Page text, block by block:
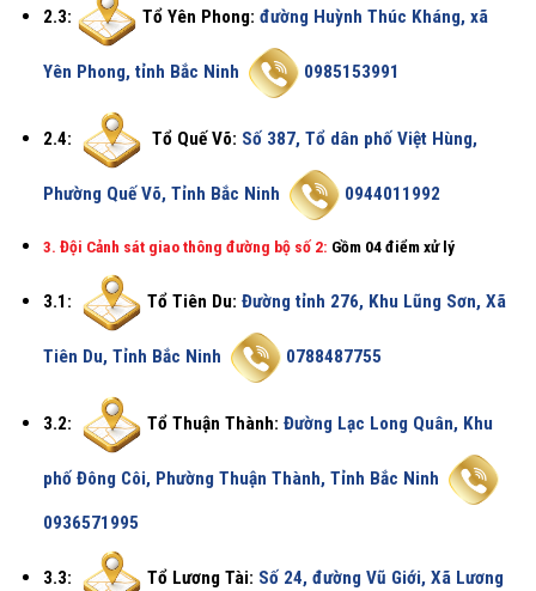
2.3: Tổ Yên Phong: đường Huỳnh Thúc Kháng, xã
Yên Phong, tỉnh Bắc Ninh 0985153991
2.4: Tổ Quế Võ: Số 387, Tổ dân phố Việt Hùng,
Phường Quế Võ, Tỉnh Bắc Ninh 0944011992
3. Đội Cảnh sát giao thông đường bộ số 2: Gồm 04 điểm xử lý
3.1: Tổ Tiên Du: Đường tỉnh 276, Khu Lũng Sơn, Xã
Tiên Du, Tỉnh Bắc Ninh 0788487755
3.2: Tổ Thuận Thành: Đường Lạc Long Quân, Khu
phố Đông Côi, Phường Thuận Thành, Tỉnh Bắc Ninh
0936571995
3.3: Tổ Lương Tài: Số 24, đường Vũ Giới, Xã Lương